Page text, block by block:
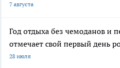
7 августа
Год отдыха без чемоданов и
отмечает свой первый день
28 июля